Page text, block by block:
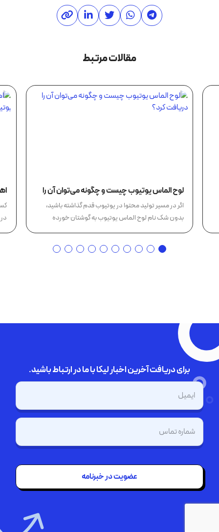
مقالات مرتبط
لوح الماس یوتیوب چیست و چگونه می‌توان آن را
دریافت کرد؟
اگر در مسیر تولید محتوا در یوتیوب قدم گذاشته باشید،
بدون شک نام لوح الماس یوتیوب به گوشتان خورده
برای دریافت آخرین اخبار لیکا با ما در ارتباط باشید.